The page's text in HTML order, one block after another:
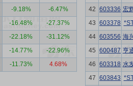
-9.18%
-6.47%
-16.48%
-27.37%
-22.18%
-31.12%
-14.77%
-22.96%
-11.73% 4.68%
42 603336 宏
43 603378
44 603556 海
45 600487 亨
46 603318 水
47 603843